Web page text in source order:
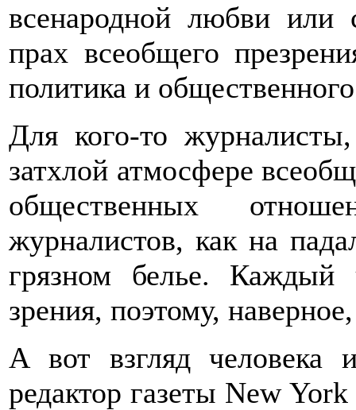
всенародной любви или
прах всеобщего
политика и
Для кого-то
затхлой атмосфере
общественных
журналистов, как на
грязном белье. Каждый
зрения, поэтому,
А вот взгляд человека
редактор газеты New